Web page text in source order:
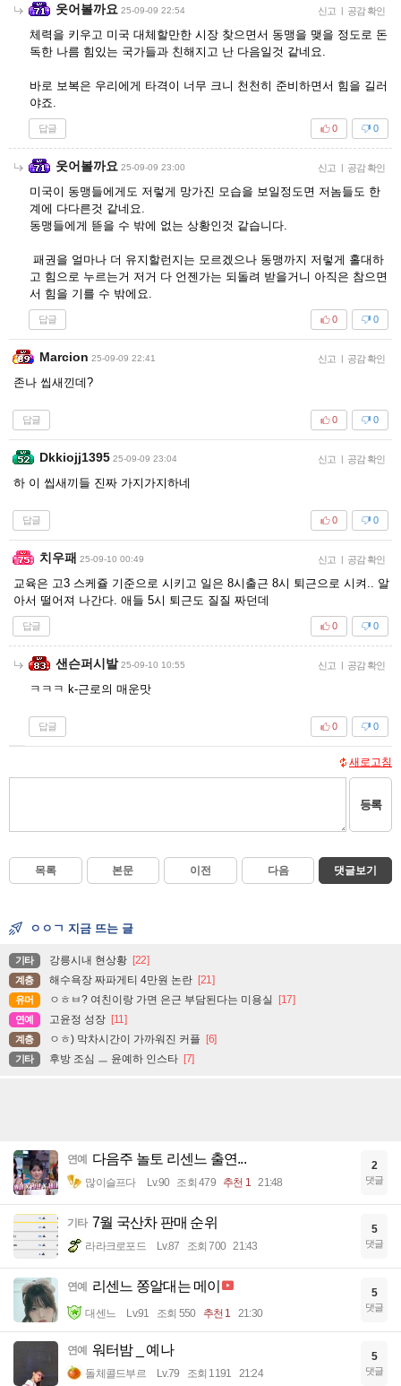
웃어볼까요 25-09-09 22:54 신고 | 공감 확인
체력을 키우고 미국 대체할만한 시장 찾으면서 동맹을 맺을 정도로 돈
독한 나름 힘있는 국가들과 친해지고 난 다음일것 같네요.
바로 보복은 우리에게 타격이 너무 크니 천천히 준비하면서 힘을 길러
야죠.
답글 0
0
웃어볼까요 25-09-09 23:00 신고 | 공감 확인
미국이 동맹들에게도 저렇게 망가진 모습을 보일정도면 저놈들도 한
계에 다다른것 같네요.
동맹들에게 뜯을 수 밖에 없는 상황인것 같습니다.
패권을 얼마나 더 유지할런지는 모르겠으나 동맹까지 저렇게 홀대하
고 힘으로 누르는거 저거 다 언젠가는 되돌려 받을거니 아직은 참으면
서 힘을 기를 수 밖에요.
답글 0
0
Marcion 25-09-09 22:41 신고 | 공감 확인
존나 씹새낀데?
답글 0
0
Dkkiojj1395 25-09-09 23:04 신고 | 공감 확인
하 이 씹새끼들 진짜 가지가지하네
답글 0
0
치우패 25-09-10 00:49 신고 | 공감 확인
교육은 고3 스케쥴 기준으로 시키고 일은 8시출근 8시 퇴근으로 시켜.. 알
아서 떨어져 나간다. 애들 5시 퇴근도 질질 짜던데
답글 0
0
샌슨퍼시발 25-09-10 10:55 신고 | 공감 확인
ㅋㅋㅋ k-근로의 매운맛
답글 0
0
새로고침
등록
목록 본문 이전 다음 댓글보기
ㅇㅇㄱ 지금 뜨는 글
기타 강릉시내 현상황 [22]
계층 해수욕장 짜파게티 4만원 논란 [21]
유머 ㅇㅎㅂ? 여친이랑 가면 은근 부담된다는 미용실 [17]
연예 고윤정 성장 [11]
계층 ㅇㅎ) 막차시간이 가까워진 커플 [6]
기타 후방 조심 ㅡ 윤예하 인스타 [7]
연예 다음주 놀토 리센느 출연...
많이슬프다 Lv.90 조회 479 추천 1 21:48
2
댓글
기타 7월 국산차 판매 순위
라라크로포드 Lv.87 조회 700 21:43
5
댓글
연예 리센느 쫑알대는 메이
대센느 Lv.91 조회 550 추천 1 21:30
5
댓글
연예 워터밤 _ 예나
돌체콜드부르 Lv.79 조회 1191 21:24
5
댓글